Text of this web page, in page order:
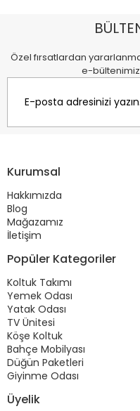
Özel fırsatlardan
e-
Kurumsal
Hakkımızda
Blog
Mağazamız
İletişim
Popüler Kategoriler
Koltuk Takımı
Yemek Odası
Yatak Odası
TV Ünitesi
Köşe Koltuk
Bahçe Mobilyası
Düğün Paketleri
Giyinme Odası
Üyelik